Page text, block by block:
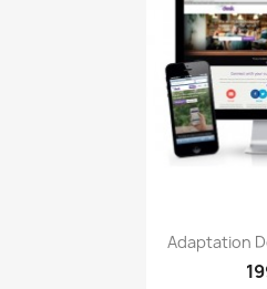

Adaptation